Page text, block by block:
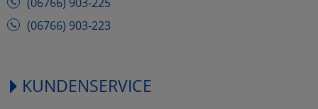
(06766) 903-223
KUNDENSERVICE